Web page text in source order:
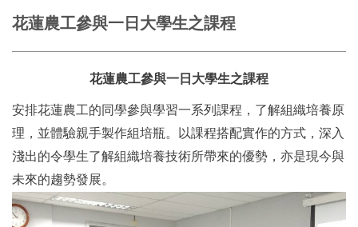
花蓮農工參與一日大學生之課程
花蓮農工參與一日大學生之課程
安排花蓮農工的同學參與學習一系列課程，了解組織培養原
理，並體驗親手製作組培瓶。以課程搭配實作的方式，深入
淺出的令學生了解組織培養技術所帶來的優勢，亦是現今與
未來的趨勢發展。